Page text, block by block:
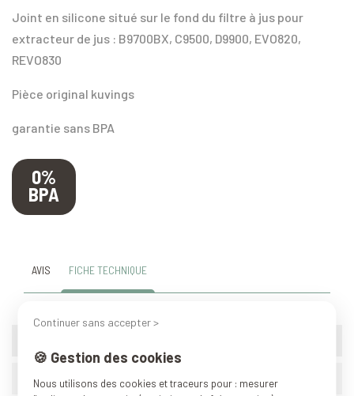
Joint en silicone situé sur le fond du filtre à jus pour
extracteur de jus : B9700BX, C9500, D9900, EVO820,
REVO830
Pièce original kuvings
garantie sans BPA
0%
BPA
AVIS FICHE TECHNIQUE
Référence C16
Continuer sans accepter >
🍪 Gestion des cookies
Nous utilisons des cookies et traceurs pour : mesurer